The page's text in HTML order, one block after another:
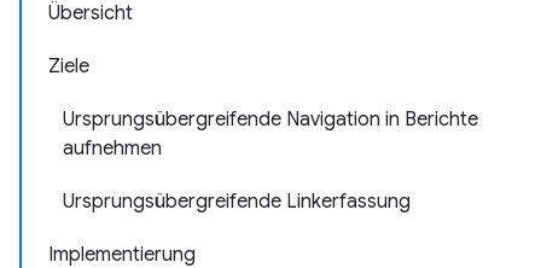
Übersicht
Ziele
Ursprungsübergreifende Navigation in Berichte
aufnehmen
Ursprungsübergreifende Linkerfassung
Implementierung